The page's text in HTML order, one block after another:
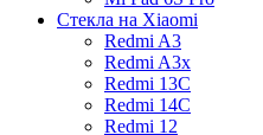
Стекла на Xiaomi
Redmi A3
Redmi A3x
Redmi 13C
Redmi 14C
Redmi 12